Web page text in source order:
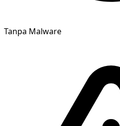
Tanpa Malware